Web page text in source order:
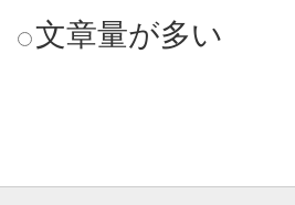
文章量が多い